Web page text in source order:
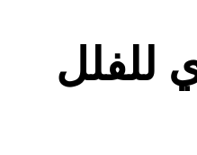
للفلل